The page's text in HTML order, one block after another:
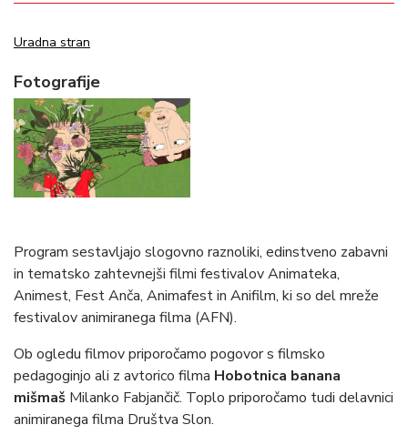
Uradna stran
Fotografije
Program sestavljajo slogovno raznoliki, edinstveno zabavni
in tematsko zahtevnejši filmi festivalov Animateka,
Animest, Fest Anča, Animafest in Anifilm, ki so del mreže
festivalov animiranega filma (AFN).
Ob ogledu filmov priporočamo pogovor s filmsko
pedagoginjo ali z avtorico filma Hobotnica banana
mišmaš Milanko Fabjančič. Toplo priporočamo tudi delavnici
animiranega filma Društva Slon.